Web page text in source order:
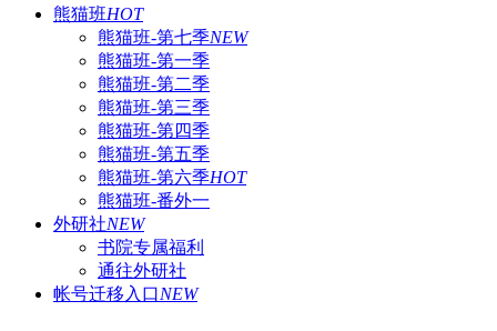
熊猫班HOT
熊猫班-第七季NEW
熊猫班-第一季
熊猫班-第二季
熊猫班-第三季
熊猫班-第四季
熊猫班-第五季
熊猫班-第六季HOT
熊猫班-番外一
外研社NEW
书院专属福利
通往外研社
帐号迁移入口NEW